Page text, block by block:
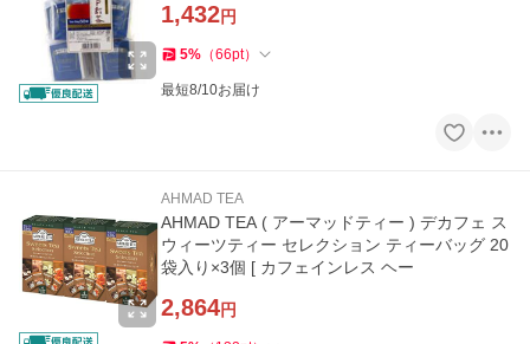
1,432円
5% （66pt）
最短8/10お届け
AHMAD TEA
AHMAD TEA ( アーマッドティー ) デカフェ ス
ウィーツティー セレクション ティーバッグ 20
袋入り×3個 [ カフェインレス ヘー
2,864円